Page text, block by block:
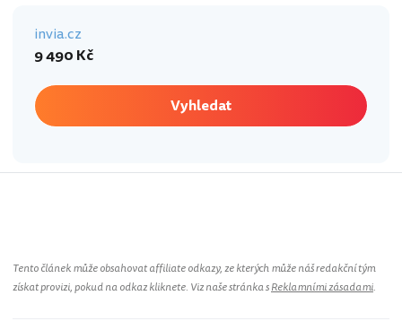
invia.cz
9 490 Kč
Vyhledat
Tento článek může obsahovat affiliate odkazy, ze kterých může náš redakční tým
získat provizi, pokud na odkaz kliknete. Viz naše stránka sReklamními zásadami.